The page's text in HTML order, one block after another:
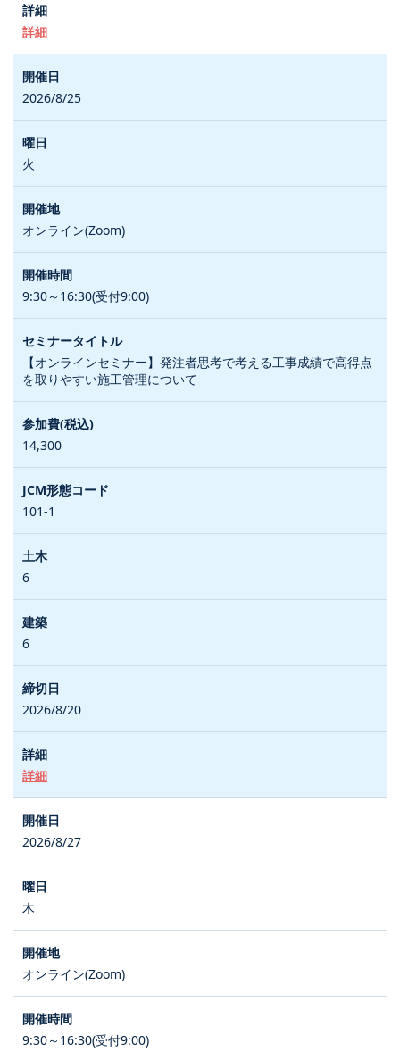
詳細
2026/8/25
火
オンライン(Zoom)
9:30～16:30(受付9:00)
【オンラインセミナー】発注者思考で考える工事成績で高得点
を取りやすい施工管理について
14,300
101-1
6
6
2026/8/20
詳細
2026/8/27
木
オンライン(Zoom)
9:30～16:30(受付9:00)